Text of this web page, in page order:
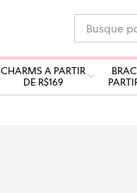
Busque por
CHARMS A PARTIR
DE R$169